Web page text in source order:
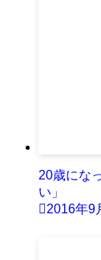
20歳にな
い」
2016年9